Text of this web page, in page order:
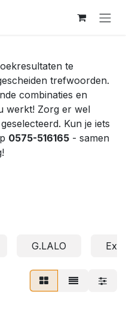
te
trefwoorden.
combinaties en
werkt! Zorg er wel
Kun je iets
0575-516165 - samen
G.LALO